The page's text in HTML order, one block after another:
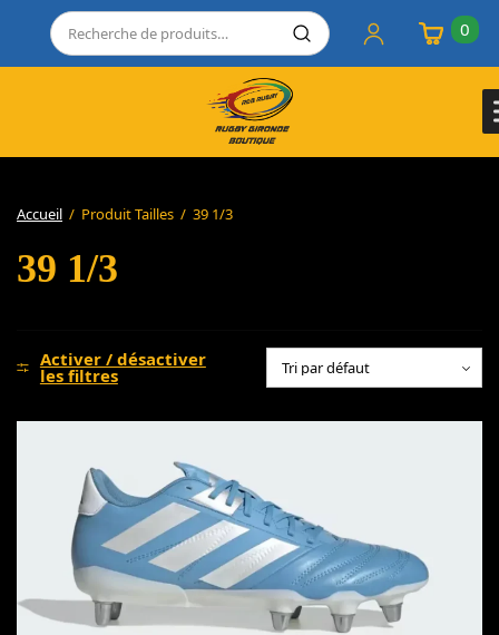
0
Accueil / Produit Tailles / 39 1/3
39 1/3
Activer / désactiver
les filtres